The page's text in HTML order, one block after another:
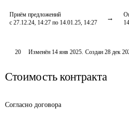
Приём предложений
с 27.12.24, 14:27 по 14.01.25, 14:27
20 Изменён 14 янв 2025. Создан 28 дек
Стоимость контракта
Согласно договора